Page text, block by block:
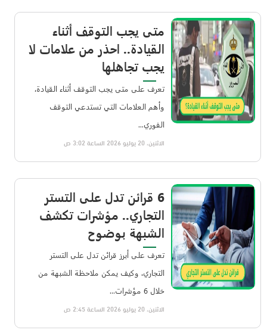
متى يجب التوقف أثناء
القيادة.. احذر من علامات لا
يجب تجاهلها
تعرف على متى يجب التوقف أثناء القيادة،
وأهم العلامات التي تستدعي التوقف
الفوري...
الاثنين، 20 يوليو 2026 الساعة 3:02 ص
6 قرائن تدل على التستر
التجاري.. مؤشرات تكشف
الشبهة بوضوح
تعرف على أبرز قرائن تدل على التستر
التجاري، وكيف يمكن ملاحظة الشبهة من
خلال 6 مؤشرات...
الاثنين، 20 يوليو 2026 الساعة 2:45 ص